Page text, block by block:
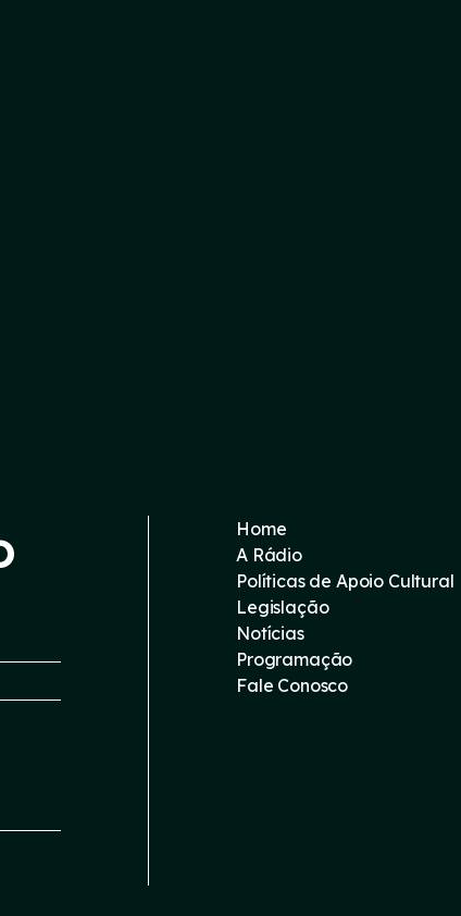
Home
A Rádio
Políticas de Apoio Cultural
Legislação
Notícias
Programação
Fale Conosco